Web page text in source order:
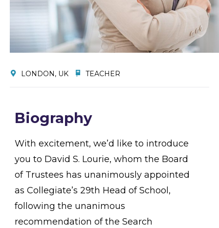
LONDON, UK TEACHER
Biography
With excitement, we’d like to introduce
you to David S. Lourie, whom the Board
of Trustees has unanimously appointed
as Collegiate’s 29th Head of School,
following the unanimous
recommendation of the Search